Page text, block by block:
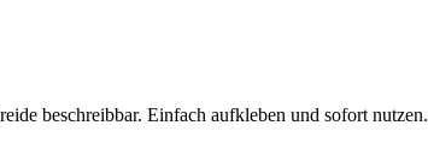
beschreibbar. Einfach aufkleben und sofort nutzen.